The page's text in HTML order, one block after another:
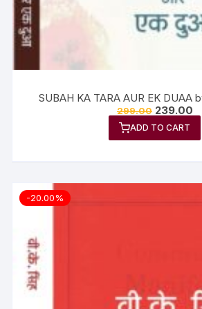
SUBAH KA TARA AUR EK DUAA
299.00 239.00
ADD TO CART
-20.00%